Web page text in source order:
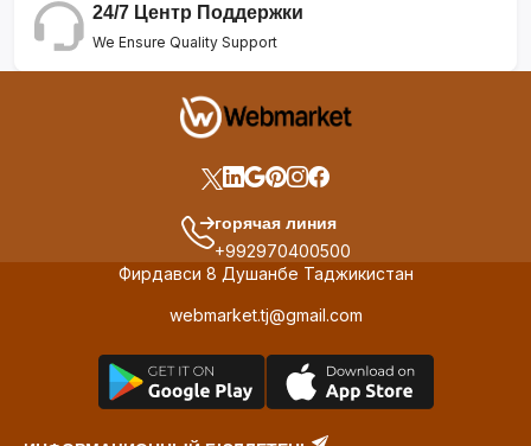
24/7 Центр Поддержки
We Ensure Quality Support
горячая линия
+992970400500
Фирдавси 8 Душанбе Таджикистан
webmarket.tj@gmail.com